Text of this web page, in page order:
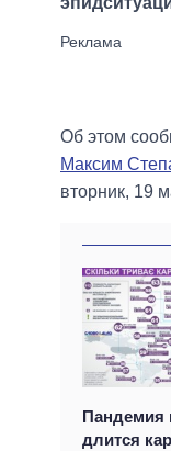
Об этом
Максим
вторник, 19
Пандемия
длится